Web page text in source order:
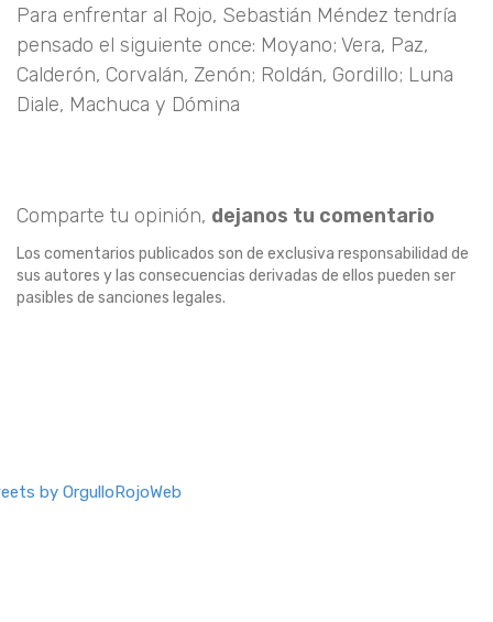
Para enfrentar al Rojo, Sebastián Méndez tendría
pensado el siguiente once: Moyano; Vera, Paz,
Calderón, Corvalán, Zenón; Roldán, Gordillo; Luna
Diale, Machuca y Dómina
Comparte tu opinión, dejanos tu comentario
Los comentarios publicados son de exclusiva responsabilidad de
sus autores y las consecuencias derivadas de ellos pueden ser
pasibles de sanciones legales.
by OrgulloRojoWeb